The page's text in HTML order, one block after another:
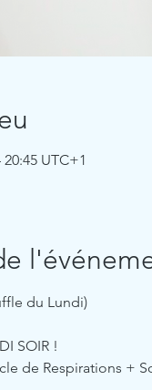
UTC+1
du Lundi)
SOIR !
de Respirations +